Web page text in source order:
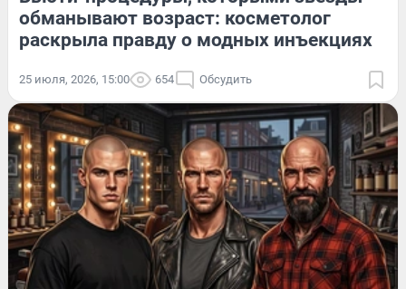
обманывают возраст: косметолог
раскрыла правду о модных инъекциях
25 июля, 2026, 15:00 654 Обсудить